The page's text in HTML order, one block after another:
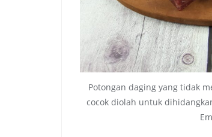
Potongan daging yang tidak
cocok diolah untuk